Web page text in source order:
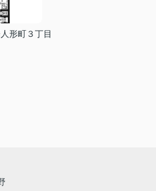
形町３丁目